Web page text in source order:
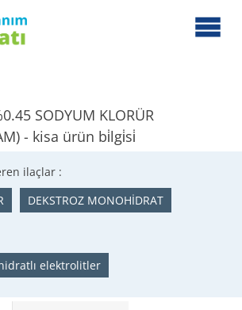
SODYUM KLORÜR
- kisa ürün bi̇lgi̇si̇
ilaçlar :
DEKSTROZ MONOHİDRAT
elektrolitler